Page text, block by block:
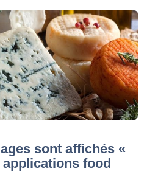
sont affichés «
food